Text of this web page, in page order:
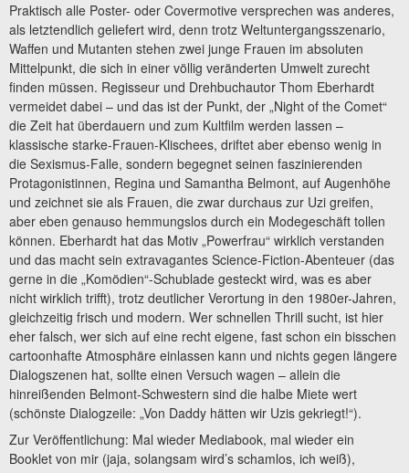
Praktisch alle Poster- oder Covermotive versprechen was anderes,
als letztendlich geliefert wird, denn trotz Weltuntergangsszenario,
Waffen und Mutanten stehen zwei junge Frauen im absoluten
Mittelpunkt, die sich in einer völlig veränderten Umwelt zurecht
finden müssen. Regisseur und Drehbuchautor Thom Eberhardt
vermeidet dabei – und das ist der Punkt, der „Night of the Comet“
die Zeit hat überdauern und zum Kultfilm werden lassen –
klassische starke-Frauen-Klischees, driftet aber ebenso wenig in
die Sexismus-Falle, sondern begegnet seinen faszinierenden
Protagonistinnen, Regina und Samantha Belmont, auf Augenhöhe
und zeichnet sie als Frauen, die zwar durchaus zur Uzi greifen,
aber eben genauso hemmungslos durch ein Modegeschäft tollen
können. Eberhardt hat das Motiv „Powerfrau“ wirklich verstanden
und das macht sein extravagantes Science-Fiction-Abenteuer (das
gerne in die „Komödien“-Schublade gesteckt wird, was es aber
nicht wirklich trifft), trotz deutlicher Verortung in den 1980er-Jahren,
gleichzeitig frisch und modern. Wer schnellen Thrill sucht, ist hier
eher falsch, wer sich auf eine recht eigene, fast schon ein bisschen
cartoonhafte Atmosphäre einlassen kann und nichts gegen längere
Dialogszenen hat, sollte einen Versuch wagen – allein die
hinreißenden Belmont-Schwestern sind die halbe Miete wert
(schönste Dialogzeile: „Von Daddy hätten wir Uzis gekriegt!“).
Zur Veröffentlichung: Mal wieder Mediabook, mal wieder ein
Booklet von mir (jaja, solangsam wird’s schamlos, ich weiß),